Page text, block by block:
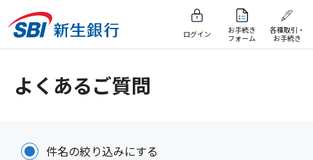
ログイン
お手続き
フォーム
各種取引・
お手続き
よくあるご質問
件名の絞り込みにする